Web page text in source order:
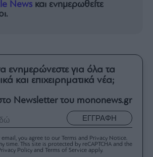
News και ενημερωθείτε
ενημερώνεστε για όλα τα
και επιχειρηματικά νέα;
Newsletter του mononews.gr
ΕΓΓΡΑΦΗ
you agree to our Terms and Privacy Notice.
time. This site is protected by reCAPTCHA and the
Policy and Terms of Service apply.